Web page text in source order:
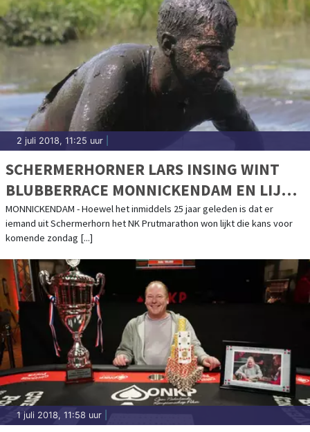
2 juli 2018, 11:25 uur
SCHERMERHORNER LARS INSING WINT
BLUBBERRACE MONNICKENDAM EN LIJKT
IN VORM VOOR NK KOMENDE ZONDAG
MONNICKENDAM - Hoewel het inmiddels 25 jaar geleden is dat er
iemand uit Schermerhorn het NK Prutmarathon won lijkt die kans voor
komende zondag [...]
1 juli 2018, 11:58 uur